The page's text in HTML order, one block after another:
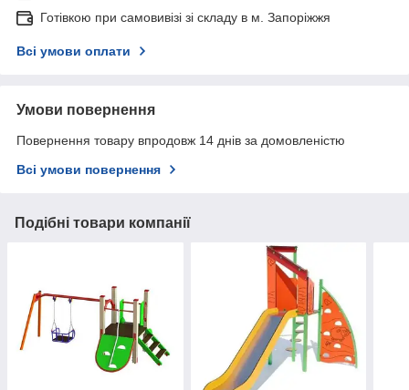
Готівкою при самовивізі зі складу в м. Запоріжжя
Всі умови оплати
Умови повернення
Повернення товару впродовж 14 днів за домовленістю
Всі умови повернення
Подібні товари компанії